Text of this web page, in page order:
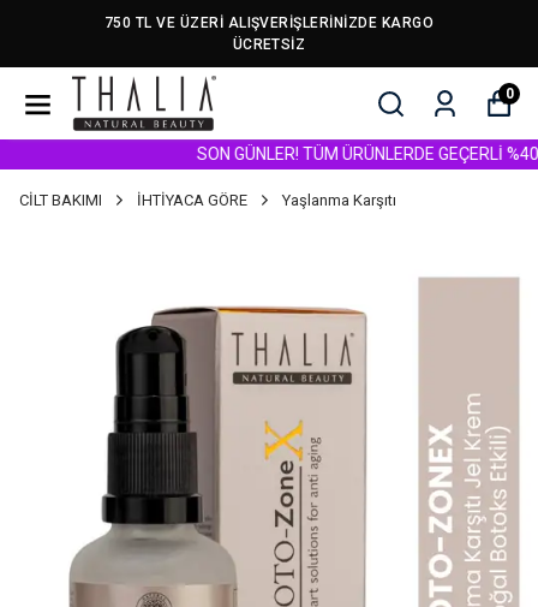
750 TL VE ÜZERİ ALIŞVERİŞLERİNİZDE KARGO
ÜCRETSİZ
0
SON GÜNLER! TÜM ÜRÜNLERDE GEÇERLİ %40
CİLT BAKIMI İHTİYACA GÖRE Yaşlanma Karşıtı